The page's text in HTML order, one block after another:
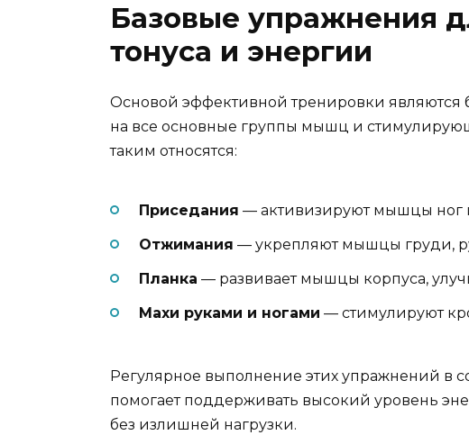
Базовые упражнения
тонуса и энергии
Основой эффективной тренировки
на все основные группы мышц и
таким относятся:
Приседания — активизируют мышцы ног
Отжимания — укрепляют мышцы груди,
Планка — развивает мышцы корпуса,
Махи руками и ногами — стимулируют
Регулярное выполнение этих упражнений в
помогает поддерживать высокий уровень
без излишней нагрузки.